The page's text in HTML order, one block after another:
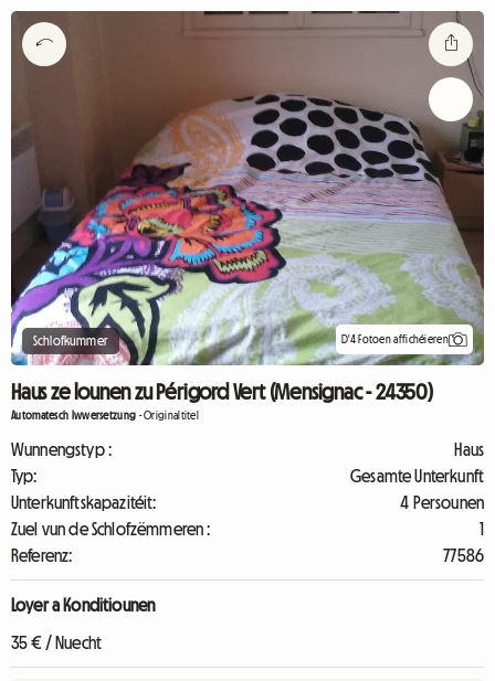
Schlofkummer D'4 Fotoen affichéieren
Haus ze lounen zu Périgord Vert (Mensignac - 24350)
Automatesch Iwwersetzung -Originaltitel
Wunnengstyp :
Haus
Typ:
Gesamte Unterkunft
Unterkunftskapazitéit:
4 Persounen
Zuel vun de Schlofzëmmeren :
1
Referenz:
77586
Loyer a Konditiounen
35 € / Nuecht